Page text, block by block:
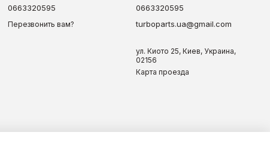
0663320595
Перезвонить вам?
0663320595
turboparts.ua@gmail.com
ул. Киото 25, Киев, Украина,
02156
Карта проезда